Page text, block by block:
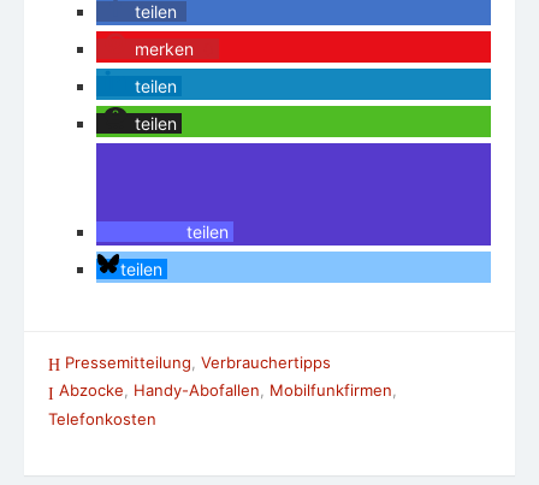
teilen
merken
teilen
teilen
teilen
teilen
Pressemitteilung Verbrauchertipps
Abzocke, Handy-Abofallen, Mobilfunkfirmen,
Telefonkosten